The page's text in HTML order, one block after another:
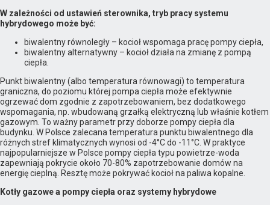
W zależności od ustawień sterownika, tryb pracy systemu
hybrydowego może być:
biwalentny równoległy – kocioł wspomaga pracę pompy ciepła,
biwalentny alternatywny – kocioł działa na zmianę z pompą
ciepła.
Punkt biwalentny (albo temperatura równowagi) to temperatura
graniczna, do poziomu której pompa ciepła może efektywnie
ogrzewać dom zgodnie z zapotrzebowaniem, bez dodatkowego
wspomagania, np. wbudowaną grzałką elektryczną lub właśnie kotłem
gazowym. To ważny parametr przy doborze pompy ciepła dla
budynku. W Polsce zalecana temperatura punktu biwalentnego dla
różnych stref klimatycznych wynosi od -4°C do -11°C. W praktyce
najpopularniejsze w Polsce pompy ciepła typu powietrze-woda
zapewniają pokrycie około 70-80% zapotrzebowanie domów na
energię cieplną. Resztę może pokrywać kocioł na paliwa kopalne.
Kotły gazowe a pompy ciepła oraz systemy hybrydowe